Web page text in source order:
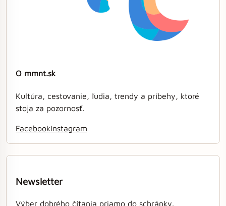
O mmnt.sk
Kultúra, cestovanie, ľudia, trendy a príbehy, ktoré
stoja za pozornosť.
FacebookInstagram
Newsletter
Výber dobrého čítania priamo do schránky.